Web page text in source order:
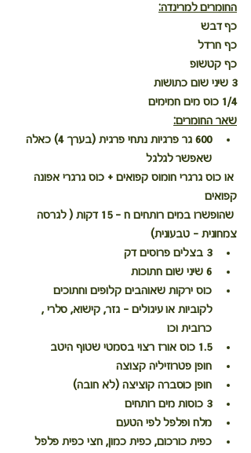
החומרים למרינדה:
כף דבש
כף חרדל
כף קטשופ
3 שיני שום כתושות
1/4 כוס מים חמימים
שאר החומרים:
600 גר פרגיות נתחי פרגית (בערך 4) כאלה
שאפשר לגלגל
או כוס גרגרי חומוס קפואים + כוס גרגרי אפונה
קפואים
שהופשרו במים רותחים ח - 15 דקות ( לגרסה
צמחונית - טבעונית)
3 בצלים פרוסים דק
6 שיני שום חתוכות
כוס ירקות שאוהבים קלופים וחתוכים
לקוביות או עיגולים - גזר, קישוא, סלרי ,
כרובית וכו
1.5 כוס אורז רצוי בסמטי שטוף היטב
חופן פטרוזיליה קצוצה
חופן כוסברה קוציצה (לא חובה)
3 כוסות מים רותחים
מלח ופלפל לפי הטעם
כפית כורכום, כפית כמון, חצי כפית פלפל